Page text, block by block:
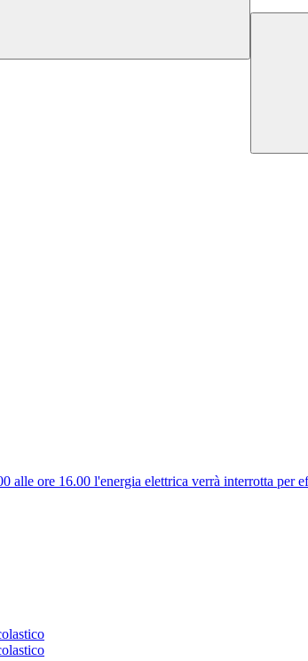
alle ore 16.00 l'energia elettrica verrà interrotta per